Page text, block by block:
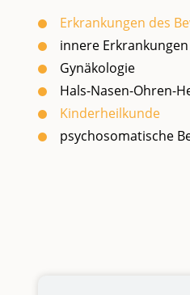
Erkrank​ungen des
innere Erkrankungen
Gynäkologie
Hals-Nasen-Ohren-
Kinderheilkunde
psychosomatische